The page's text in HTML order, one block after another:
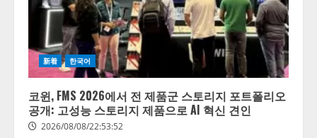
【2026年企業のAI導入・活用に関
する調査】AIを組織として導入で
きている企業は26.8％。AI導入企
業の68.0％が、自社でのAI導入・
活用は「上手くいっている」と回
答
2026/08/07/13:53:50
ナレッジワーク、AIエンジニア油
井 誠（@myui）が入社。「セール
新着 한국어
코윈, FMS 2026에서 전 제품군 스토리지 포트폴리오
공개: 고성능 스토리지 제품으로 AI 혁신 견인
2026/08/08/22:53:52